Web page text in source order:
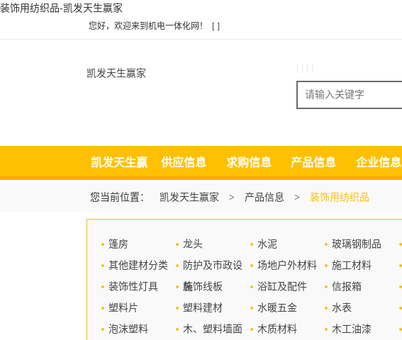
装饰用纺织品-凯发天生赢家
您好，欢迎来到机电一体化网！ [ ]
凯发天生赢家
搜索
凯发天生赢
家
供应信息 求购信息 产品信息 企业信息
您当前位置： 凯发天生赢家 > 产品信息 > 装饰用纺织品
篷房 龙头 水泥 玻璃钢制品
其他建材分类
防护及市政设
施
场地户外材料 施工材料
装饰性灯具
装饰线板 浴缸及配件 信报箱
塑料片
塑料建材 水暖五金 水表
泡沫塑料
木、塑料墙面
木质材料 木工油漆